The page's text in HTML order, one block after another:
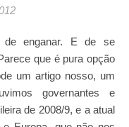
que é pura opção
um artigo nosso, um
governantes e
de 2008/9, e a atual